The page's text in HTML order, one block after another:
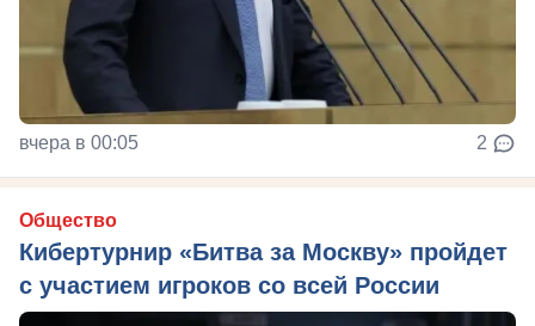
вчера в 00:05 2
Общество
Кибертурнир «Битва за Москву» пройдет
с участием игроков со всей России